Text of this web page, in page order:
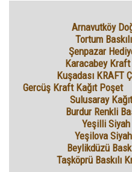
Arnavutköy
Tortum
Şenpazar
Karacabey
Kuşadası KRAFT
Gercüş Kraft Kağıt Poşet
Sulusaray
Burdur Renkli
Yeşilli
Yeşilova
Beylikdüzü
Taşköprü Baskılı